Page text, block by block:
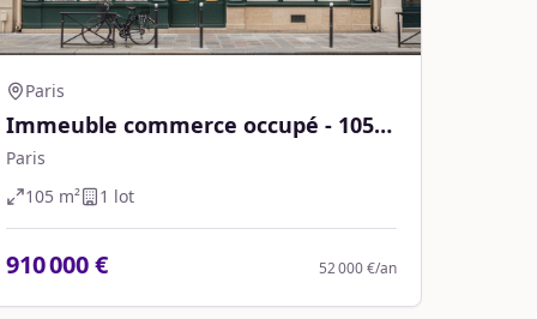
Paris
Immeuble commerce occupé - 105
m² - Paris
Paris
105 m² 1 lot
910 000 € 52 000 €/an